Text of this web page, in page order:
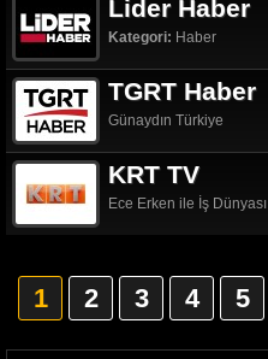
Lider Haber
Kategori: Haber
TGRT Haber
Günaydın Türkiye
KRT TV
Ece Erken ile İş Dünyası
1 2 3 4 5